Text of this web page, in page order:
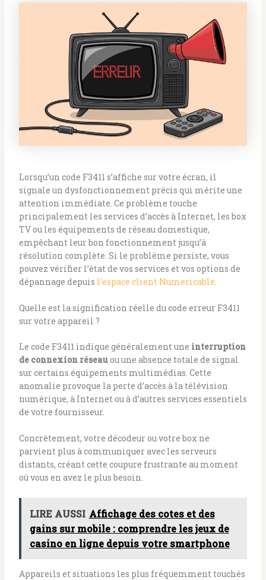
Lorsqu’un code F3411 s’affiche sur votre écran, il
signale un dysfonctionnement précis qui mérite une
attention immédiate. Ce problème touche
principalement les services d’accès à Internet, les box
TV ou les équipements de réseau domestique,
empêchant leur bon fonctionnement jusqu’à
résolution complète. Si le problème persiste, vous
pouvez vérifier l’état de vos services et vos options de
dépannage depuis l’espace client Numericable
Quelle est la signification réelle du code erreur F3411
sur votre appareil ?
Le code F3411 indique généralement une interruption
de connexion réseauou une absence totale de signal
sur certains équipements multimédias. Cette
anomalie provoque la perte d’accès à la télévision
numérique, à Internet ou à d’autres services essentiels
de votre fournisseur.
Concrètement, votre décodeur ou votre box ne
parvient plus à communiquer avec les serveurs
distants, créant cette coupure frustrante au moment
où vous en avez le plus besoin.
LIRE AUSSI Affichage des cotes et des
gains sur mobile : comprendre les jeux de
casino en ligne depuis votre smartphone
Appareils et situations les plus fréquemment touchés